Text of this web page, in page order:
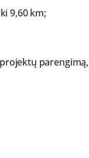
9,60 km;
parengimą,